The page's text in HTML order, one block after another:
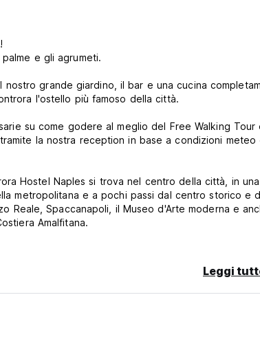
e gli agrumeti.
il bar e una cucina completamente
attrezzata sono solo alcuni dei numerosi servizi che hanno reso La Controra l'ostello più famoso della città.
su come godere al meglio del Free Walking Tour
la nostra reception in base a condizioni meteo
Hostel Naples si trova nel centro della città, in
dal centro storico e dai più
Reale, Spaccanapoli, il Museo d'Arte moderna e
Amalfitana.
essere lasciate alle ore 11.00. Se arrivate
città.
Leggi